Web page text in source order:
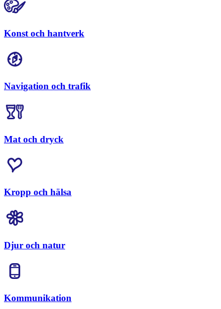
Konst och hantverk
Navigation och trafik
Mat och dryck
Kropp och hälsa
Djur och natur
Kommunikation